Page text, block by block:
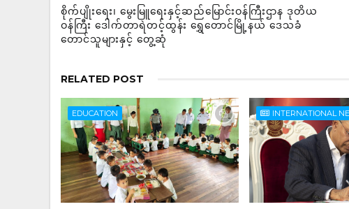
စိုက်ပျိုးရေး၊ မွေးမြူရေးနှင့်ဆည်မြောင်းဝန်ကြီးဌာန ဒုတိယ
ဝန်ကြီး ဒေါက်တာရဲတင့်ထွန်း ရွှေတောင်မြို့နယ် ဒေသခံ
တောင်သူများနှင့် တွေ့ဆုံ
RELATED POST
EDUCATION INTERNATIONAL